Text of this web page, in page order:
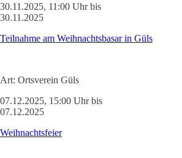
30.11.2025, 11:00 Uhr bis
30.11.2025
Teilnahme am Weihnachtsbasar in Güls
Art: Ortsverein Güls
07.12.2025, 15:00 Uhr bis
07.12.2025
Weihnachtsfeier